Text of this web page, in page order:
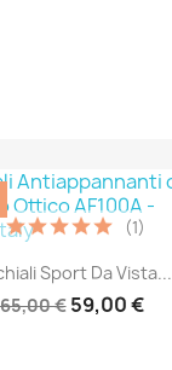
Sport Da Vista...
65,00 € 59,00 €
(1)